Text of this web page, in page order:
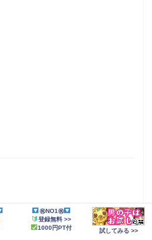
㊗NO1㊗
登録無料 >>
1000円PT付
試してみる >>